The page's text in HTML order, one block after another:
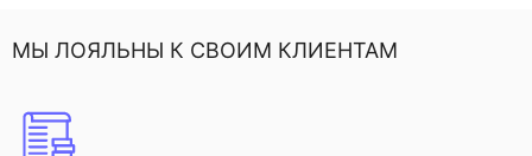
МЫ ЛОЯЛЬНЫ К СВОИМ КЛИЕНТАМ